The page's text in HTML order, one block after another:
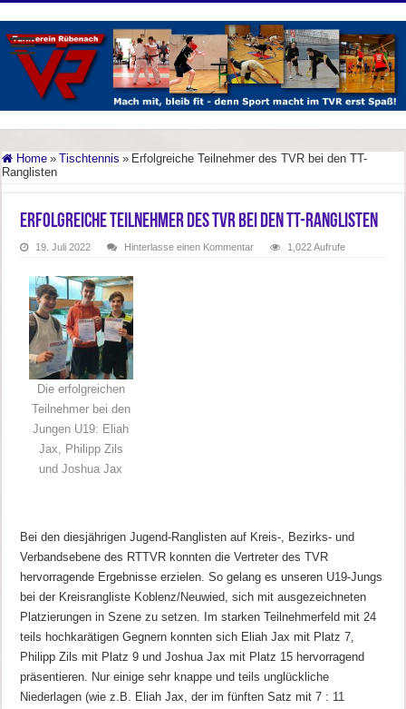
Home » Tischtennis » Erfolgreiche Teilnehmer des TVR bei den TT-
Ranglisten
Erfolgreiche Teilnehmer des TVR bei den TT-Ranglisten
19. Juli 2022 Hinterlasse einen Kommentar 1,022 Aufrufe
Die erfolgreichen
Teilnehmer bei den
Jungen U19: Eliah
Jax, Philipp Zils
und Joshua Jax
Bei den diesjährigen Jugend-Ranglisten auf Kreis-, Bezirks- und
Verbandsebene des RTTVR konnten die Vertreter des TVR
hervorragende Ergebnisse erzielen. So gelang es unseren U19-Jungs
bei der Kreisrangliste Koblenz/Neuwied, sich mit ausgezeichneten
Platzierungen in Szene zu setzen. Im starken Teilnehmerfeld mit 24
teils hochkarätigen Gegnern konnten sich Eliah Jax mit Platz 7,
Philipp Zils mit Platz 9 und Joshua Jax mit Platz 15 hervorragend
präsentieren. Nur einige sehr knappe und teils unglückliche
Niederlagen (wie z.B. Eliah Jax, der im fünften Satz mit 7 : 11